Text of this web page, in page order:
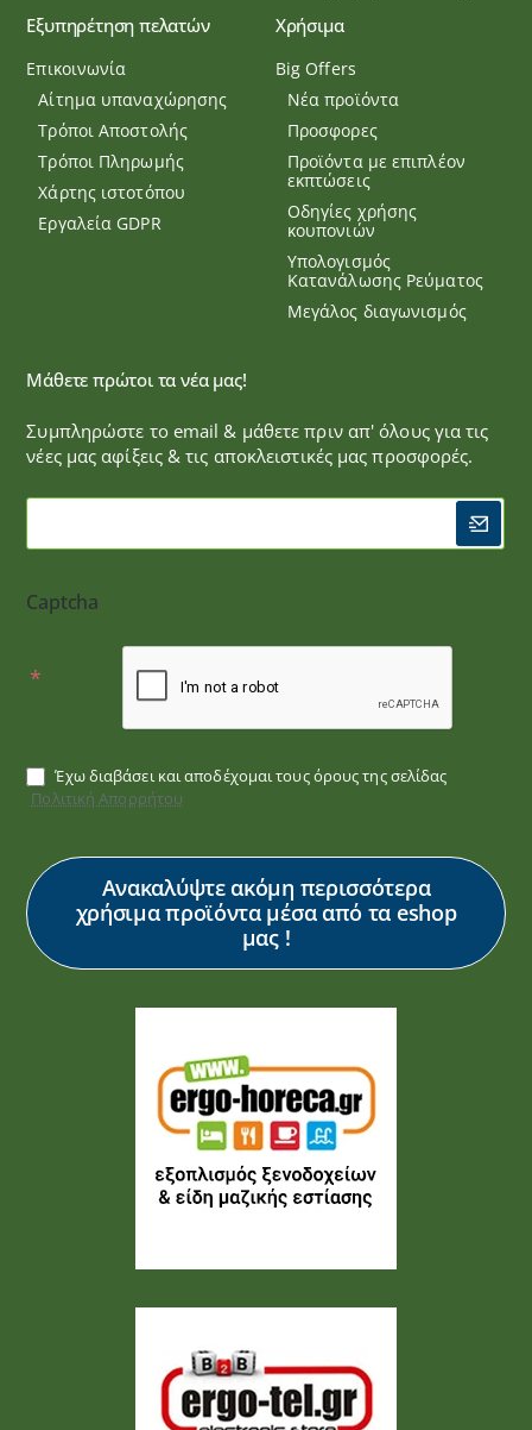
Εξυπηρέτηση πελατών
Επικοινωνία
Αίτημα υπαναχώρησης
Τρόποι Αποστολής
Τρόποι Πληρωμής
Χάρτης ιστοτόπου
Εργαλεία GDPR
Χρήσιμα
Big Offers
Νέα προϊόντα
Προσφορες
Προϊόντα με επιπλέον
εκπτώσεις
Οδηγίες χρήσης
κουπονιών
Υπολογισμός
Κατανάλωσης Ρεύματος
Μεγάλος διαγωνισμός
Μάθετε πρώτοι τα νέα μας!
Συμπληρώστε το email & μάθετε πριν απ' όλους για τις
νέες μας αφίξεις & τις αποκλειστικές μας προσφορές.
Captcha
Έχω διαβάσει και αποδέχομαι τους όρους της σελίδας
Πολιτική Απορρήτου
Ανακαλύψτε ακόμη περισσότερα
χρήσιμα προϊόντα μέσα από τα eshop
μας !